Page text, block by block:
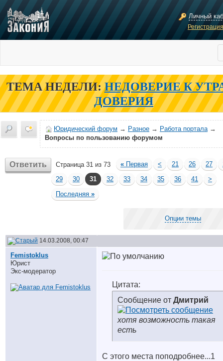
Личный
ТЕМА НЕДЕЛИ: НЕДОВЕРИЕ К
ДОВЕРИЯ
Юридический форум → Разное → Работа портала→
Вопросы по пользованию форумом
Ответить Страница 31 из 73 « Первая < 21 26 27
29
30 31 32 33 34 35 36 41
>
Последняя »
Опции темы
14.03.2008, 00:47
Femistoklus
Юрист
Экс-модератор
Цитата:
Сообщение от Дмитрий
хотя возможность такая
есть
С этого места поподробнее...1